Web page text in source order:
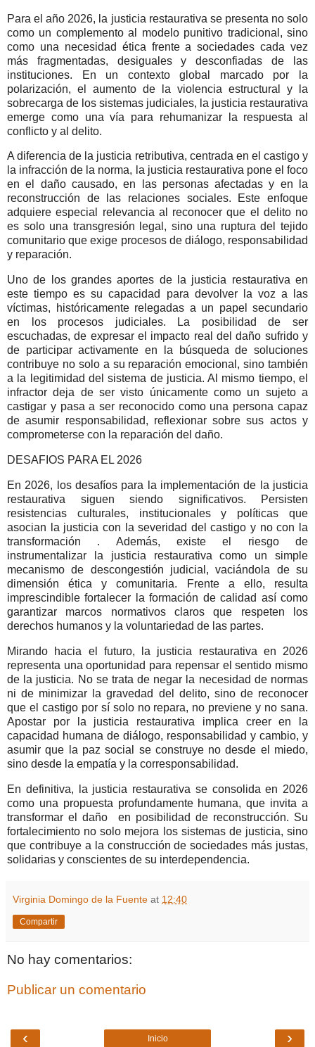
Para el año 2026, la justicia restaurativa se presenta no solo
como un complemento al modelo punitivo tradicional, sino
como una necesidad ética frente a sociedades cada vez
más fragmentadas, desiguales y desconfiadas de las
instituciones. En un contexto global marcado por la
polarización, el aumento de la violencia estructural y la
sobrecarga de los sistemas judiciales, la justicia restaurativa
emerge como una vía para rehumanizar la respuesta al
conflicto y al delito.
A diferencia de la justicia retributiva, centrada en el castigo y
la infracción de la norma, la justicia restaurativa pone el foco
en el daño causado, en las personas afectadas y en la
reconstrucción de las relaciones sociales. Este enfoque
adquiere especial relevancia al reconocer que el delito no
es solo una transgresión legal, sino una ruptura del tejido
comunitario que exige procesos de diálogo, responsabilidad
y reparación.
Uno de los grandes aportes de la justicia restaurativa en
este tiempo es su capacidad para devolver la voz a las
víctimas, históricamente relegadas a un papel secundario
en los procesos judiciales. La posibilidad de ser
escuchadas, de expresar el impacto real del daño sufrido y
de participar activamente en la búsqueda de soluciones
contribuye no solo a su reparación emocional, sino también
a la legitimidad del sistema de justicia. Al mismo tiempo, el
infractor deja de ser visto únicamente como un sujeto a
castigar y pasa a ser reconocido como una persona capaz
de asumir responsabilidad, reflexionar sobre sus actos y
comprometerse con la reparación del daño.
DESAFIOS PARA EL 2026
En 2026, los desafíos para la implementación de la justicia
restaurativa siguen siendo significativos. Persisten
resistencias culturales, institucionales y políticas que
asocian la justicia con la severidad del castigo y no con la
transformación . Además, existe el riesgo de
instrumentalizar la justicia restaurativa como un simple
mecanismo de descongestión judicial, vaciándola de su
dimensión ética y comunitaria. Frente a ello, resulta
imprescindible fortalecer la formación de calidad así como
garantizar marcos normativos claros que respeten los
derechos humanos y la voluntariedad de las partes.
Mirando hacia el futuro, la justicia restaurativa en 2026
representa una oportunidad para repensar el sentido mismo
de la justicia. No se trata de negar la necesidad de normas
ni de minimizar la gravedad del delito, sino de reconocer
que el castigo por sí solo no repara, no previene y no sana.
Apostar por la justicia restaurativa implica creer en la
capacidad humana de diálogo, responsabilidad y cambio, y
asumir que la paz social se construye no desde el miedo,
sino desde la empatía y la corresponsabilidad.
En definitiva, la justicia restaurativa se consolida en 2026
como una propuesta profundamente humana, que invita a
transformar el daño en posibilidad de reconstrucción. Su
fortalecimiento no solo mejora los sistemas de justicia, sino
que contribuye a la construcción de sociedades más justas,
solidarias y conscientes de su interdependencia.
Virginia Domingo de la Fuente at 12:40
Compartir
No hay comentarios:
Publicar un comentario
‹ ›
Inicio